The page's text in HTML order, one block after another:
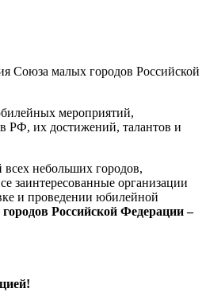
Союза малых городов Российской
мероприятий,
РФ, их достижений, талантов и
небольших городов,
заинтересованные организации
и проведении юбилейной
Российской Федерации –